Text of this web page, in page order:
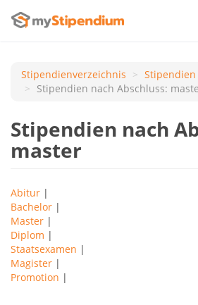
Stipendienverzeichnis
Stipendien nach Abschluss:
Stipendien nach
master
Abitur |
Bachelor |
Master |
Diplom |
Staatsexamen |
Magister |
Promotion |